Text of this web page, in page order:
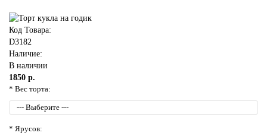
Код Товара:
D3182
Наличие:
В наличии
1850 р.
* Вес торта:
* Ярусов: